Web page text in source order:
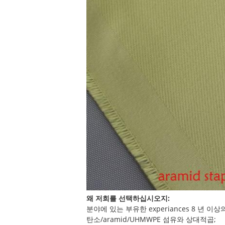
왜 저희를 선택하십시오지:
분야에 있는 부유한 experiances 8 년 이상
탄소/aramid/UHMWPE 섬유와 상대적곱;